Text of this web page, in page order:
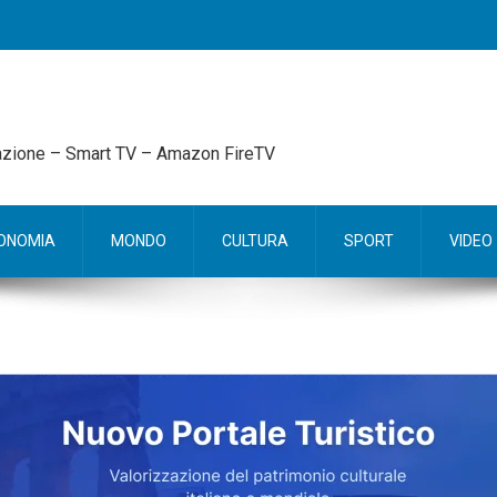
– Smart TV – Amazon FireTV
MONDO CULTURA SPORT VIDEO